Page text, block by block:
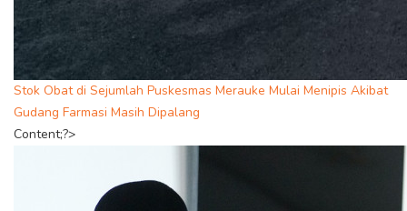
Stok Obat di Sejumlah Puskesmas Merauke Mulai Menipis Akibat
Gudang Farmasi Masih Dipalang
Content;?>